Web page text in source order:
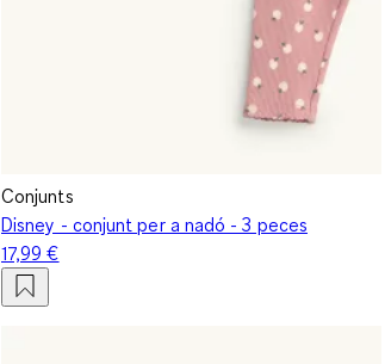
Conjunts
Disney - conjunt per a nadó - 3 peces
17,99 €